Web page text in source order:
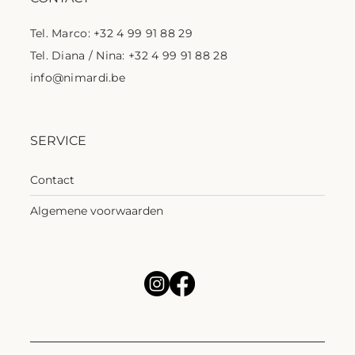
SERVICE
Contact
Algemene voorwaarden
Tel. Marco: +32 4 99 91 88 29
Tel. Diana / Nina: +32 4 99 91 88 28
info@nimardi.be